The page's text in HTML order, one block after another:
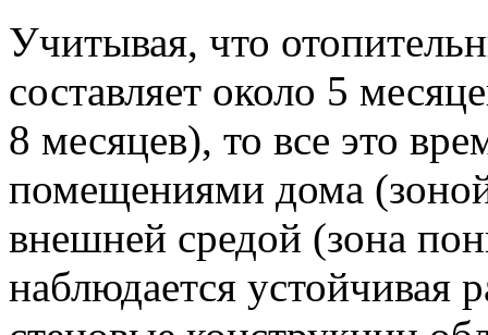
Учитывая, что
составляет около 5
8 месяцев), то все это
помещениями дома
внешней средой (зона
наблюдается устойчивая